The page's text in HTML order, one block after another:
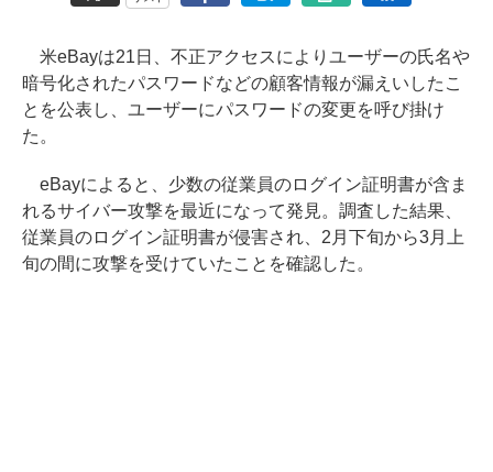
米eBayは21日、不正アクセスによりユーザーの氏名や
暗号化されたパスワードなどの顧客情報が漏えいしたこ
とを公表し、ユーザーにパスワードの変更を呼び掛け
た。
eBayによると、少数の従業員のログイン証明書が含ま
れるサイバー攻撃を最近になって発見。調査した結果、
従業員のログイン証明書が侵害され、2月下旬から3月上
旬の間に攻撃を受けていたことを確認した。